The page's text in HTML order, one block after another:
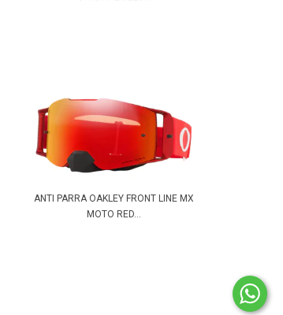
ANTI PARRA OAKLEY FRONT LINE MX
MOTO RED...